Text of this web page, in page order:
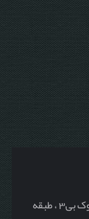
اصفهان ، آمادگاه ، ساختمان آژند ، بلوک بی3 ، طبقه